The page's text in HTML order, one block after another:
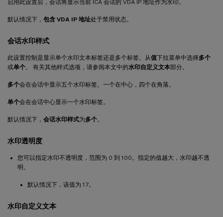
启用此设置后，会话将显示当前 ICA 会话的 VDA IP 地址作为水印。
默认情况下， 包含 VDA IP 地址处于禁用状态。
会话水印样式
此设置控制是显示单个水印文本标签还是多个标签。从值下拉菜单中选择多个
或单个。 有关其他样式选项，请参阅本文中的水印自定义文本部分。
多个会在会话中显示五个水印标签。一个在中心，四个在角落。
单个会在会话中心显示一个水印标签。
默认情况下， 会话水印样式为多个。
水印透明度
您可以指定水印不透明度，范围为 0 到 100。指定的值越大，水印越不透
明。
默认情况下，该值为 17。
水印自定义文本